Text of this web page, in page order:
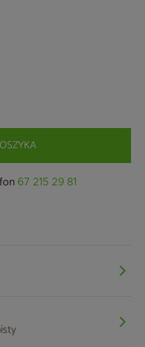
67 215 29 81